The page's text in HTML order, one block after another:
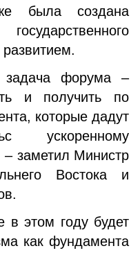
была создана
форума –
и получить по
которые дадут
ускоренному
– заметил Министр
Востока и
году будет
как фундамента